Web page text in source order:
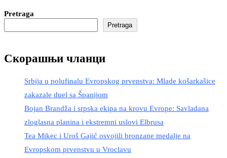
Pretraga
Pretraga
Скорашњи чланци
Srbija u polufinalu Evropskog prvenstva: Mlade košarkašice
zakazale duel sa Španijom
Bojan Brandža i srpska ekipa na krovu Evrope: Savladana
zloglasna planina i ekstremni uslovi Elbrusa
Tea Mikec i Uroš Gajić osvojili bronzane medalje na
Evropskom prvenstvu u Vroclavu